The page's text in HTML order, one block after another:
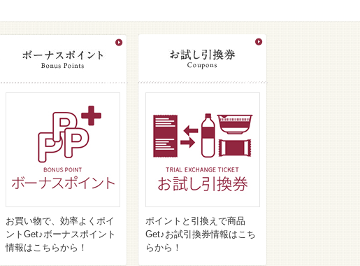
お買い物で、効率よくポイ
ントGet♪ボーナスポイント
情報はこちらから！
ポイントと引換えで商品
Get♪お試引換券情報はこち
らから！